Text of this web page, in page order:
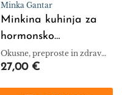
Minka Gantar
Minkina kuhinja za
hormonsko
ravnovesje in
dolgoživost
Okusne, preproste in zdrave
jedi
27,00 €